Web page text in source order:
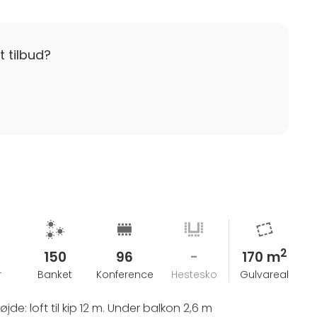
80 gæster
80 gæster
tilbud?
150
Banket
96
Konference
-
Hestesko
170 m2
Gulvareal
loft til kip 12 m. Under balkon 2,6 m